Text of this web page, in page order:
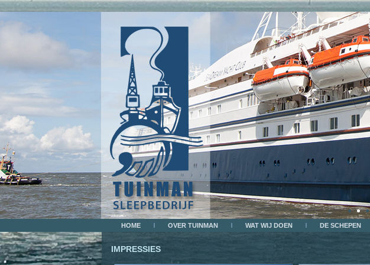
HOME OVER TUINMAN WAT WIJ DOEN DE SCHEPEN
IMPRESSIES